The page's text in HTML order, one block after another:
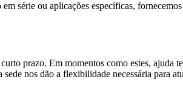
série ou aplicações específicas, fornecemos
prazo. Em momentos como estes, ajuda
nos dão a flexibilidade necessária para